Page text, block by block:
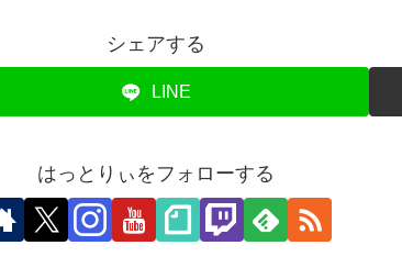
シェアする
LINE
はっとりぃをフォローする